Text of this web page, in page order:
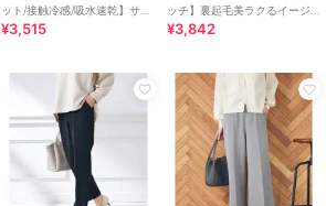
ット/接触冷感/吸水速乾】サマ
ーストレッチテーパードパン
¥3,515
ッチ】裏起毛美ラクるイージ
ーストライプテーパードパン
¥3,842